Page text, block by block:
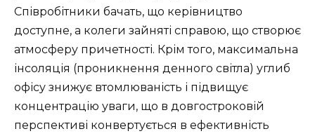
Співробітники бачать, що керівництво
доступне, а колеги зайняті справою, що створює
атмосферу причетності. Крім того, максимальна
інсоляція (проникнення денного світла) углиб
офісу знижує втомлюваність і підвищує
концентрацію уваги, що в довгостроковій
перспективі конвертується в ефективність